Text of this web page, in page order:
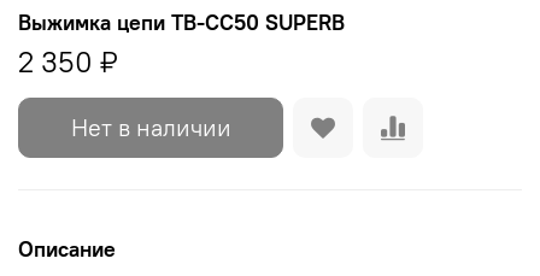
Выжимка цепи TB-CC50 SUPERB
2 350 ₽
Нет в наличии
Описание